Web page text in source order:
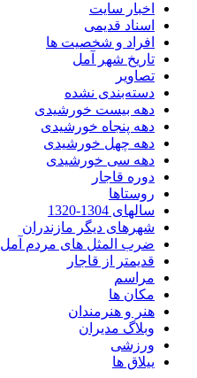
اخبار سایت
اسناد قدیمی
افراد و شخصیت ها
تاریخ شهر آمل
تصاویر
دسته‌بندی نشده
دهه بیست خورشیدی
دهه پنجاه خورشیدی
دهه چهل خورشیدی
دهه سی خورشیدی
دوره قاجار
روستاها
سالهای 1304-1320
شهرهای دیگر مازندران
ضرب المثل های مردم آمل
قدیمتر از قاجار
مراسم
مکان ها
هنر و هنرمندان
وبلاگ مدیران
ورزشی
ییلاق ها